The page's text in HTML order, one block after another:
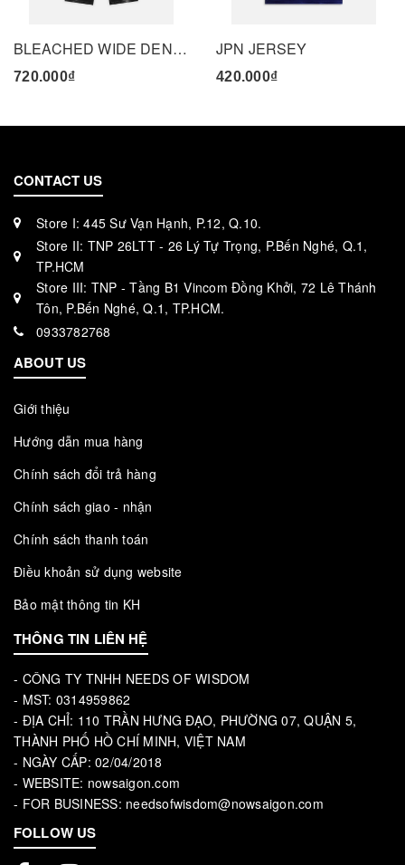
BLEACHED WIDE DENIM PANTS - BLACK
720.000₫
JPN JERSEY
420.000₫
CONTACT US
Store I: 445 Sư Vạn Hạnh, P.12, Q.10.
Store II: TNP 26LTT - 26 Lý Tự Trọng, P.Bến Nghé, Q.1,
TP.HCM
Store III: TNP - Tầng B1 Vincom Đồng Khởi, 72 Lê Thánh
Tôn, P.Bến Nghé, Q.1, TP.HCM.
0933782768
ABOUT US
Giới thiệu
Hướng dẫn mua hàng
Chính sách đổi trả hàng
Chính sách giao - nhận
Chính sách thanh toán
Điều khoản sử dụng website
Bảo mật thông tin KH
THÔNG TIN LIÊN HỆ
- CÔNG TY TNHH NEEDS OF WISDOM
- MST: 0314959862
- ĐỊA CHỈ: 110 TRẦN HƯNG ĐẠO, PHƯỜNG 07, QUẬN 5,
THÀNH PHỐ HỒ CHÍ MINH, VIỆT NAM
- NGÀY CẤP: 02/04/2018
- WEBSITE: nowsaigon.com
- FOR BUSINESS: needsofwisdom@nowsaigon.com
FOLLOW US